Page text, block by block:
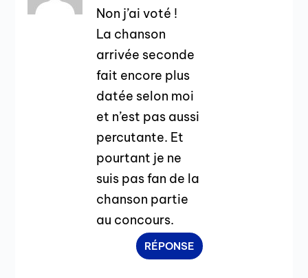
Non j’ai voté !
La chanson
arrivée seconde
fait encore plus
datée selon moi
et n’est pas aussi
percutante. Et
pourtant je ne
suis pas fan de la
chanson partie
au concours.
RÉPONSE